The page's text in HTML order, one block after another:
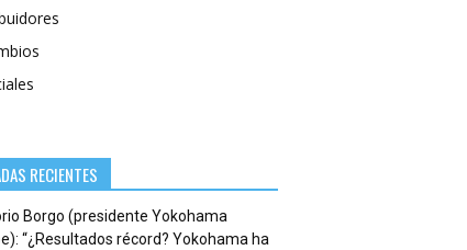
RECIENTES
Borgo (presidente Yokohama
“¿Resultados récord? Yokohama ha